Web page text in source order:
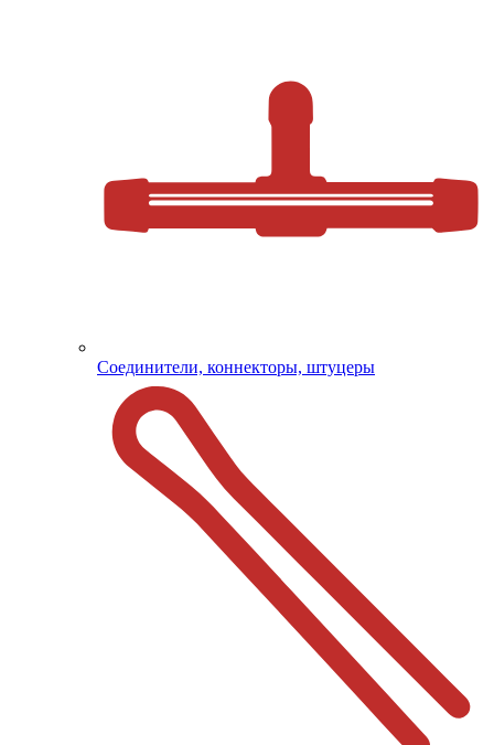
Соединители, коннекторы, штуцеры